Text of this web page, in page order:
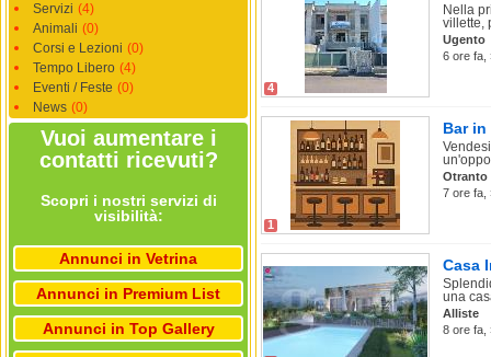
Servizi (4)
Animali (0)
Corsi e Lezioni (0)
Tempo Libero (4)
Eventi / Feste (0)
News (0)
Vuoi aumentare i
contatti ricevuti?
Scopri i nostri servizi di
visibilità:
Annunci in Vetrina
Annunci in Premium List
Annunci in Top Gallery
4
Nella
villette,
Ugento
6 ore fa,
1
Bar in
Otranto
7 ore fa,
Casa
una
Alliste
8 ore fa,